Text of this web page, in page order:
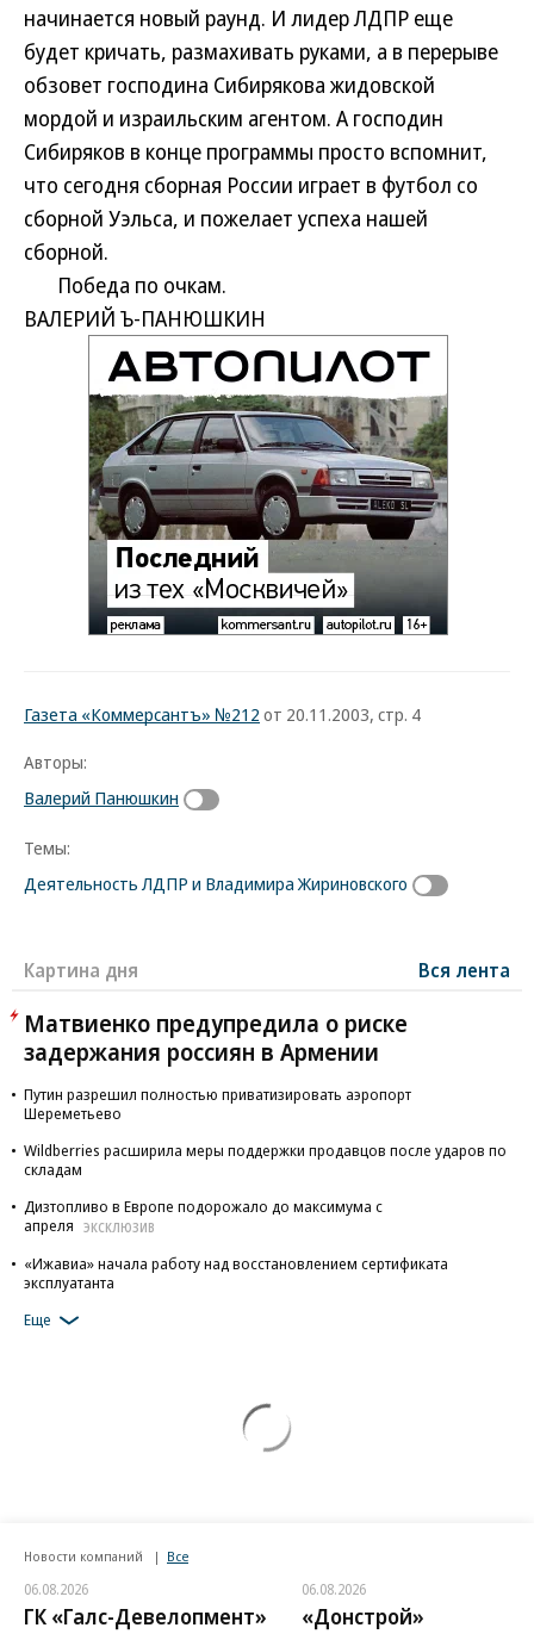
начинается новый раунд. И лидер ЛДПР еще
будет кричать, размахивать руками, а в перерыве
обзовет господина Сибирякова жидовской
мордой и израильским агентом. А господин
Сибиряков в конце программы просто вспомнит,
что сегодня сборная России играет в футбол со
сборной Уэльса, и пожелает успеха нашей
сборной.
Победа по очкам.
ВАЛЕРИЙ Ъ-ПАНЮШКИН
Газета «Коммерсантъ» №212 от 20.11.2003, стр. 4
Авторы:
Валерий Панюшкин
Темы:
Деятельность ЛДПР и Владимира Жириновского
Картина дня Вся лента
Матвиенко предупредила о риске
задержания россиян в Армении
Путин разрешил полностью приватизировать аэропорт
Шереметьево
Wildberries расширила меры поддержки продавцов после ударов по
складам
Дизтопливо в Европе подорожало до максимума с
апреля
ЭКСКЛЮЗИВ
«Ижавиа» начала работу над восстановлением сертификата
эксплуатанта
Еще
Новости компаний Все
06.08.2026
ГК «Галс-Девелопмент»
06.08.2026
«Донстрой»